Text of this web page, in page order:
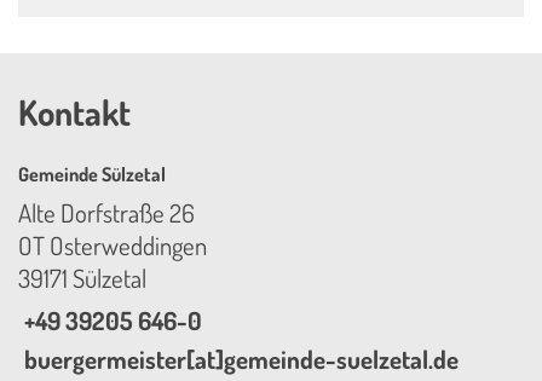
Kontakt
Gemeinde Sülzetal
Alte Dorfstraße 26
OT Osterweddingen
39171 Sülzetal
+49 39205 646-0
buergermeister[at]gemeinde-suelzetal.de